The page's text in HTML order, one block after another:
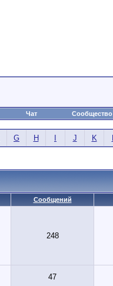
Чат Сообщество
G H J K
Сообщений
248
47